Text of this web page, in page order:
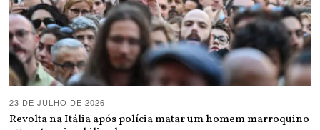
23 DE JULHO DE 2026
Revolta na Itália após polícia matar um homem marroquino